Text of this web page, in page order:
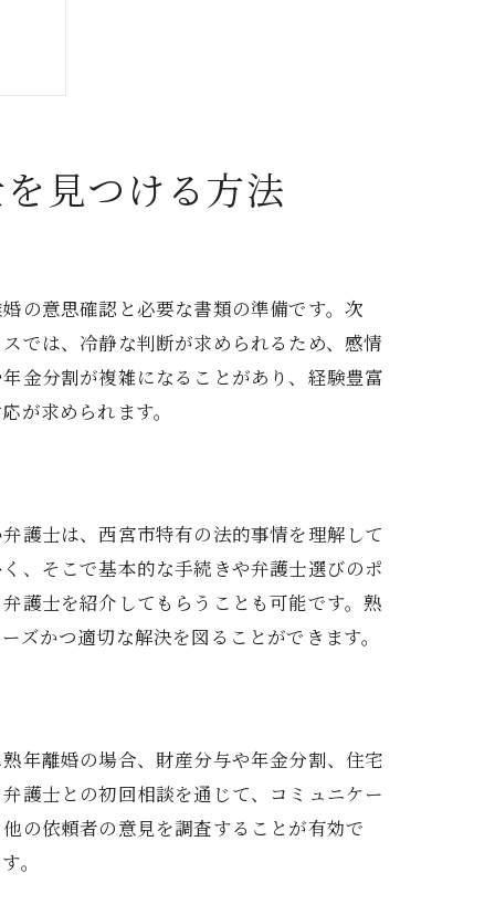
見つける方法
の意思確認と必要な書類の準備です。次
では、冷静な判断が求められるため、感情
金分割が複雑になることがあり、経験豊富
が求められます。
護士は、西宮市特有の法的事情を理解して
、そこで基本的な手続きや弁護士選びのポ
護士を紹介してもらうことも可能です。熟
かつ適切な解決を図ることができます。
年離婚の場合、財産分与や年金分割、住宅
護士との初回相談を通じて、コミュニケー
の依頼者の意見を調査することが有効で
。